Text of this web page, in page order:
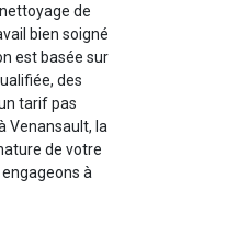
de
bien soigné
est basée sur
des
tarif pas
Venansault, la
de votre
à